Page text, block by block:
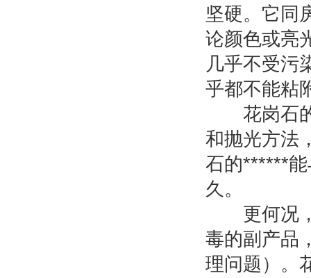
坚硬。它同
论颜色或亮
几乎不受污
乎都不能粘
花岗石的
和抛光方法
石的******
久。
更何况，
毒的副产品
理问题）。